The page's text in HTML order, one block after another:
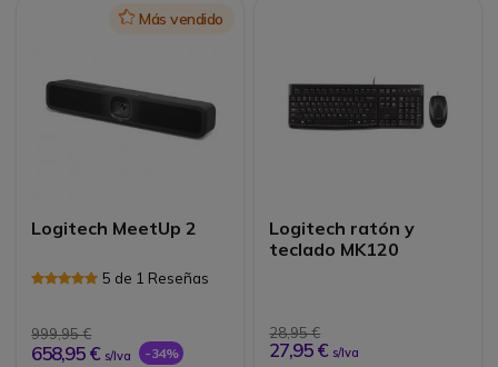
IconMás vendido
Logitech MeetUp 2
5 de 1 Reseñas
999,95 €
658,95 € s/Iva -34%
Logitech ratón y
teclado MK120
28,95 €
27,95 € s/Iva